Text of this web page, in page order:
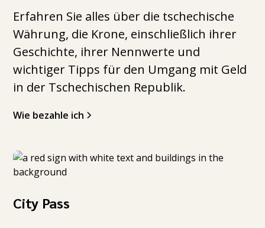
Erfahren Sie alles über die tschechische
Währung, die Krone, einschließlich ihrer
Geschichte, ihrer Nennwerte und
wichtiger Tipps für den Umgang mit Geld
in der Tschechischen Republik.
Wie bezahle ich
City Pass